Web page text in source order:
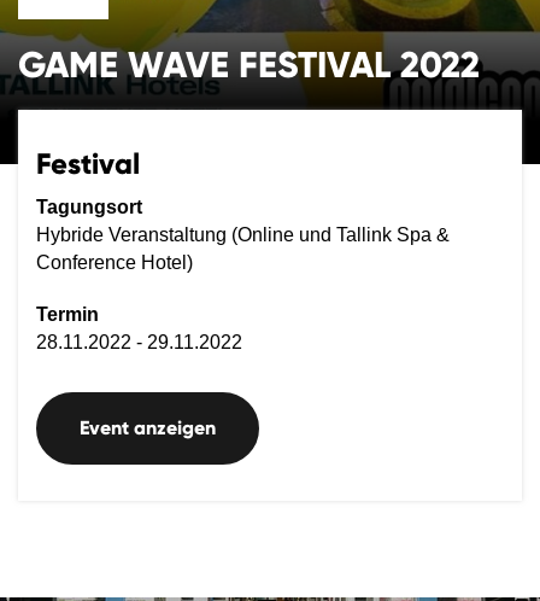
GAME WAVE FESTIVAL 2022
Festival
Tagungsort
Hybride Veranstaltung (Online und Tallink Spa &
Conference Hotel)
Termin
28.11.2022 - 29.11.2022
Event anzeigen